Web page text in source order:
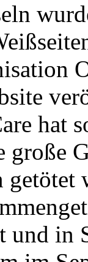
hat
große
getötet
und in